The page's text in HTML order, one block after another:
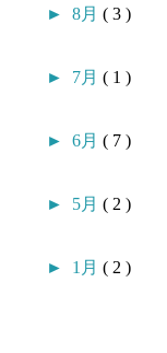
►8月( 3 )
► 7月( 1 )
►6月( 7 )
► 5月( 2 )
► 1月( 2 )